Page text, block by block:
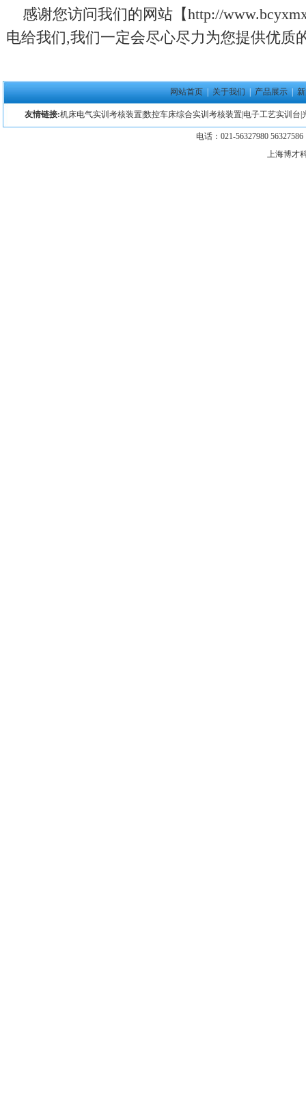
感谢您访问我们的网站【http://
电给我们,我们一定会尽心尽力为您提供优质
网站首页 关于我们 产品展示
友情链接:机床电气实训考核装置数控车床综合实训考核装置 电子工艺实训台
电话：021-56327980
上海博才